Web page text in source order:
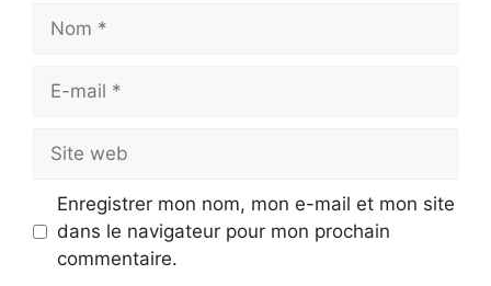
Nom
Site
web
Enregistrer mon nom, mon e-mail et mon site
dans le navigateur pour mon prochain
commentaire.